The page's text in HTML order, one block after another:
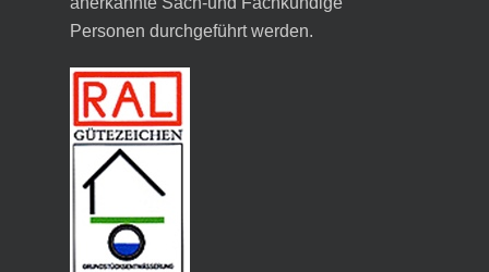
Personen durchgeführt werden.